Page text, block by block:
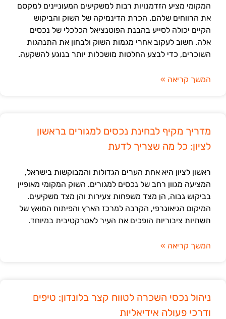
המקומי מציע הזדמנויות רבות למשקיעים המעוניינים למקסם
את הרווחים שלהם. הכרת הדינמיקה של השוק והביקוש
הקיים יכולה לסייע בהבנת הפוטנציאל הכלכלי של נכסים
אלה. חשוב לעקוב אחרי מגמות השוק ולבחון את התנהגות
השוכרים, כדי לבצע החלטות מושכלות יותר בנוגע להשקעה.
המשך קריאה »
מדריך מקיף לבחינת נכסים למגורים בראשון
לציון: כל מה שצריך לדעת
ראשון לציון היא אחת הערים הגדולות והמבוקשות בישראל,
המציעה מגוון רחב של נכסים למגורים. השוק המקומי מאופיין
בביקוש גבוה, הן מצד משפחות צעירות והן מצד משקיעים.
המיקום הגיאוגרפי, הקרבה למרכז הארץ והפיתוח המואץ של
תשתיות ציבוריות הופכים את העיר לאטרקטיבית במיוחד.
המשך קריאה »
ניהול נכסי השכרה לטווח קצר בלונדון: טיפים
ודרכי פעולה אידיאליות